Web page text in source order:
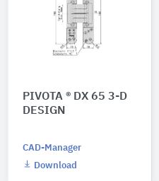
PIVOTA ® DX 65 3-D
DESIGN
CAD-Manager
Download